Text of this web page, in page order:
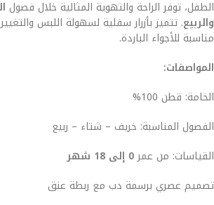
الطفل، توفر الراحة والتهوية المثالية خلال فصول
والربيع. تتميز بأزرار سفلية لسهولة اللبس
مناسبة للأجواء الباردة.
المواصفات:
الخامة: قطن 100%
الفصول المناسبة: خريف – شتاء – ربيع
القياسات: من عمر0 إلى 18 شهر
تصميم عصري برسمة دب مع ربطة عنق